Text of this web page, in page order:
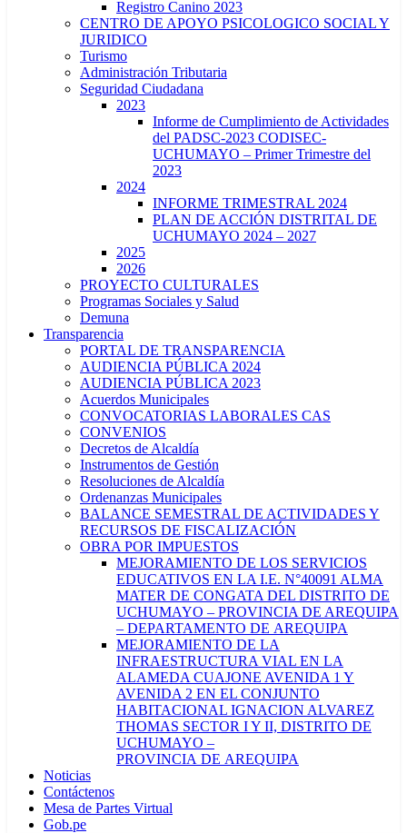
Registro Canino 2023
CENTRO DE APOYO PSICOLOGICO SOCIAL Y
JURIDICO
Turismo
Administración Tributaria
Seguridad Ciudadana
2023
Informe de Cumplimiento de Actividades
del PADSC-2023 CODISEC-
UCHUMAYO – Primer Trimestre del
2023
2024
INFORME TRIMESTRAL 2024
PLAN DE ACCIÓN DISTRITAL DE
UCHUMAYO 2024 – 2027
2025
2026
PROYECTO CULTURALES
Programas Sociales y Salud
Demuna
Transparencia
PORTAL DE TRANSPARENCIA
AUDIENCIA PÚBLICA 2024
AUDIENCIA PÚBLICA 2023
Acuerdos Municipales
CONVOCATORIAS LABORALES CAS
CONVENIOS
Decretos de Alcaldía
Instrumentos de Gestión
Resoluciones de Alcaldía
Ordenanzas Municipales
BALANCE SEMESTRAL DE ACTIVIDADES Y
RECURSOS DE FISCALIZACIÓN
OBRA POR IMPUESTOS
MEJORAMIENTO DE LOS SERVICIOS
EDUCATIVOS EN LA I.E. N°40091 ALMA
MATER DE CONGATA DEL DISTRITO DE
UCHUMAYO – PROVINCIA DE AREQUIPA
– DEPARTAMENTO DE AREQUIPA
MEJORAMIENTO DE LA
INFRAESTRUCTURA VIAL EN LA
ALAMEDA CUAJONE AVENIDA 1 Y
AVENIDA 2 EN EL CONJUNTO
HABITACIONAL IGNACION ALVAREZ
THOMAS SECTOR I Y II, DISTRITO DE
UCHUMAYO –
PROVINCIA DE AREQUIPA
Noticias
Contáctenos
Mesa de Partes Virtual
Gob.pe